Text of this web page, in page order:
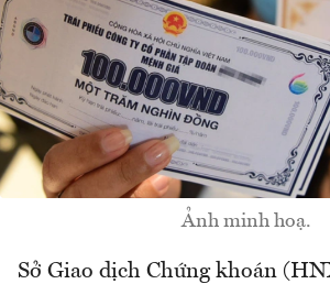
Ảnh minh hoạ.
Sở Giao dịch Chứng khoán